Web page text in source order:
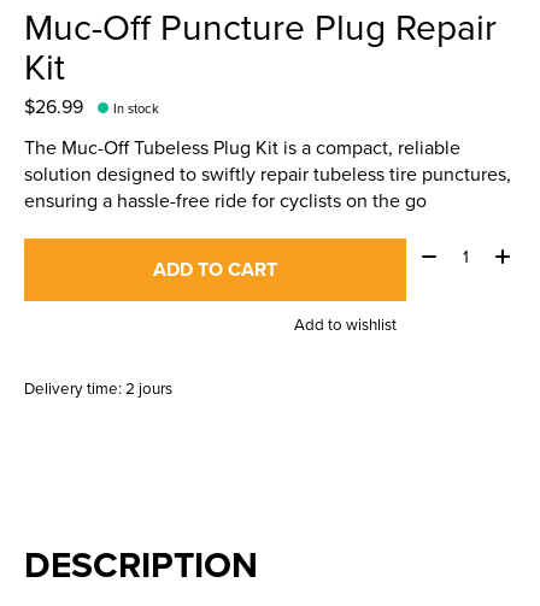
Muc-Off Puncture Plug Repair
Kit
$26.99 In stock
The Muc-Off Tubeless Plug Kit is a compact, reliable
solution designed to swiftly repair tubeless tire punctures,
ensuring a hassle-free ride for cyclists on the go
ADD TO CART
Quantity:
Add to wishlist
Delivery time: 2 jours
DESCRIPTION